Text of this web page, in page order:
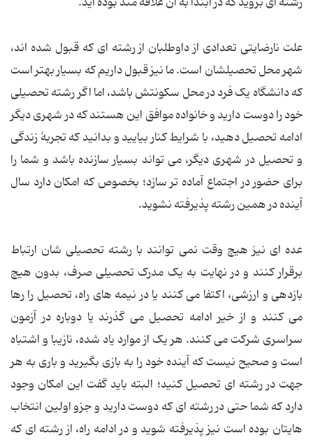
علت نارضایتی تعدادی از داوطلبان از رشته ای که قبول شده اند،
شهر محل تحصیلشان است. ما نیز قبول داریم که بسیار بهتر است
که دانشگاه یک فرد در محل سکونتش باشد، اما اگر رشته تحصیلی
خود را دوست دارید و خانواده موافق این هستند که در شهری دیگر
ادامه تحصیل دهید، با شرایط کنار بیایید و بدانید که تجربۀ زندگی
و تحصیل در شهری دیگر، می تواند بسیار سازنده باشد و شما را
برای حضور در اجتماع آماده تر سازد؛ بخصوص که امکان دارد سال
آینده در همین رشته پذیرفته نشوید.
عده ای نیز هیچ وقت نمی توانند با رشته تحصیلی شان ارتباط
برقرار کنند و در نهایت به یک مدرک تحصیلی صرف، بدون هیچ
بازدهی و ارزشی، اکتفا می کنند یا در نیمه های راه، تحصیل را رها
می کنند و از خیر ادامه تحصیل می گذرند یا دوباره در آزمون
سراسری شرکت می کنند. هر یک از موارد یاد شده، نازیبا و اشتباه
است و صحیح نیست که آینده خود را به بازی بگیرید و باری به هر
جهت در رشته ای تحصیل کنید؛ البته باید گفت این امکان وجود
دارد که شما حتی در رشته ای که دوست دارید و جزو اولین انتخاب
هایتان بوده است نیز پذیرفته شوید و در ادامه راه، از رشته ای که